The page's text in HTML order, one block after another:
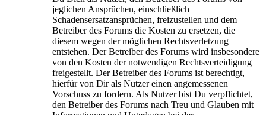
jeglichen Ansprüchen, einschließlich
Schadensersatzansprüchen, freizustellen und dem
Betreiber des Forums die Kosten zu ersetzen, die
diesem wegen der möglichen Rechtsverletzung
entstehen. Der Betreiber des Forums wird insbesondere
von den Kosten der notwendigen Rechtsverteidigung
freigestellt. Der Betreiber des Forums ist berechtigt,
hierfür von Dir als Nutzer einen angemessenen
Vorschuss zu fordern. Als Nutzer bist Du verpflichtet,
den Betreiber des Forums nach Treu und Glauben mit